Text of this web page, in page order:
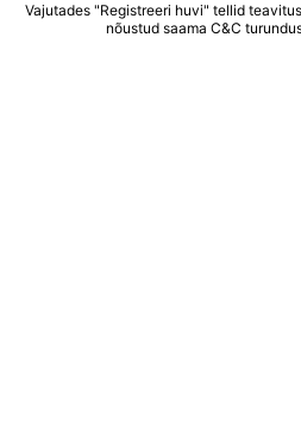
Vajutades "Registreeri huvi" tellid
nõustud saama C&C